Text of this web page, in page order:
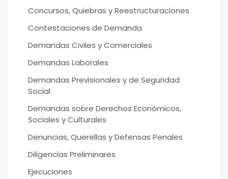
Concursos, Quiebras y Reestructuraciones
Contestaciones de Demanda
Demandas Civiles y Comerciales
Demandas Laborales
Demandas Previsionales y de Seguridad
Social
Demandas sobre Derechos Económicos,
Sociales y Culturales
Denuncias, Querellas y Defensas Penales
Diligencias Preliminares
Ejecuciones